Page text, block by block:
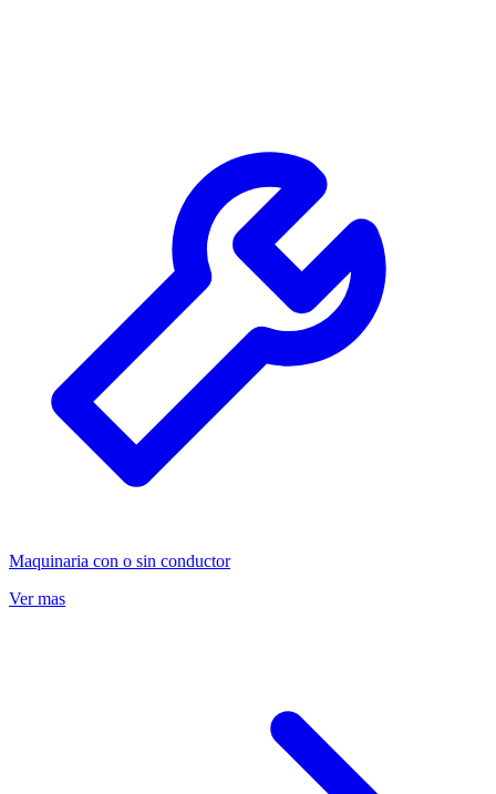
Maquinaria con o sin conductor
Ver mas